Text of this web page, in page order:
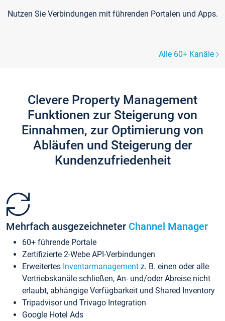
Nutzen Sie Verbindungen mit führenden Portalen und Apps.
Alle 60+ Kanäle
Clevere Property Management
Funktionen zur Steigerung von
Einnahmen, zur Optimierung von
Abläufen und Steigerung der
Kundenzufriedenheit
Mehrfach ausgezeichneter Channel Manager
60+ führende Portale
Zertifizierte 2-Webe API-Verbindungen
Erweitertes Inventarmanagement z. B. einen oder alle
Vertriebskanäle schließen, An- und/oder Abreise nicht
erlaubt, abhängige Verfügbarkeit und Shared Inventory
Tripadvisor und Trivago Integration
Google Hotel Ads